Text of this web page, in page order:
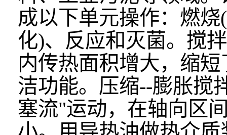
成以下单元操作：燃
化)、反应和灭菌。搅
内传热面积增大，缩
洁功能。压缩--膨胀搅
塞流"运动，在轴向区